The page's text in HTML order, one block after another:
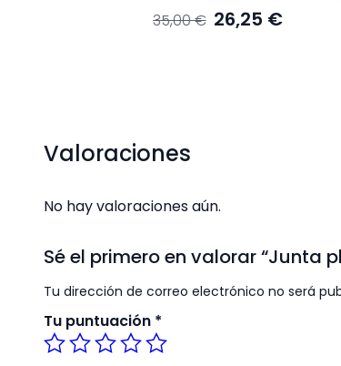
El
precio
26,25 €El
precio
Valoraciones
No hay valoraciones aún.
Sé el primero en valorar “Junta
Tu dirección de correo electrónico no será
Tu puntuación *